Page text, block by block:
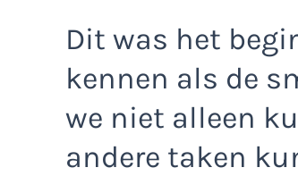
Dit was het
kennen als de
we niet alleen
andere taken